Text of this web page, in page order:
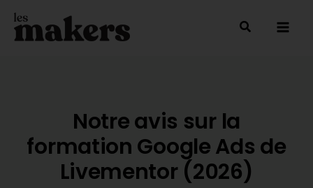
Aller
Notre avis sur la
formation Google Ads de
Livementor (2026)